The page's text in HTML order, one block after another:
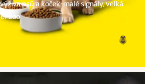
psů a koček: malé signály, velká
zoo